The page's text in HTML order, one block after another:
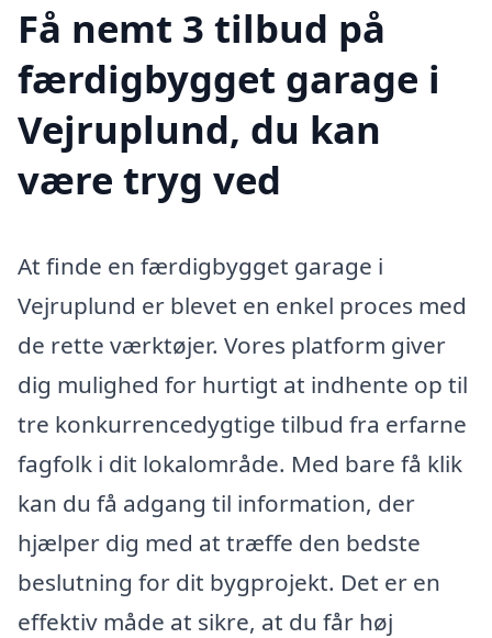
Få nemt 3 tilbud på
færdigbygget garage i
Vejruplund, du kan
være tryg ved
At finde en færdigbygget garage i
Vejruplund er blevet en enkel proces med
de rette værktøjer. Vores platform giver
dig mulighed for hurtigt at indhente op til
tre konkurrencedygtige tilbud fra erfarne
fagfolk i dit lokalområde. Med bare få klik
kan du få adgang til information, der
hjælper dig med at træffe den bedste
beslutning for dit bygprojekt. Det er en
effektiv måde at sikre, at du får høj